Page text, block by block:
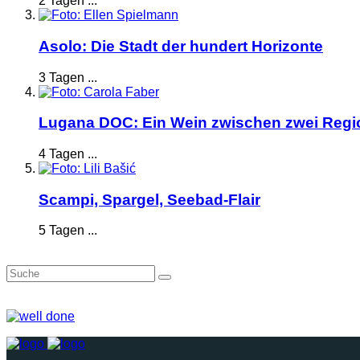
Asolo: Die Stadt der hundert Horizonte
3 Tagen ...
Lugana DOC: Ein Wein zwischen zwei
4 Tagen ...
Scampi, Spargel, Seebad-Flair
5 Tagen ...